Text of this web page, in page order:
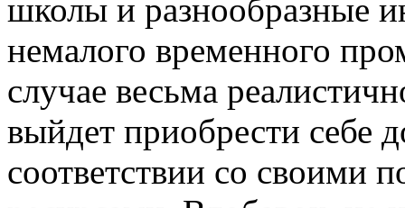
школы и разнообразные
немалого временного
случае весьма
выйдет приобрести себе
соответствии со своими